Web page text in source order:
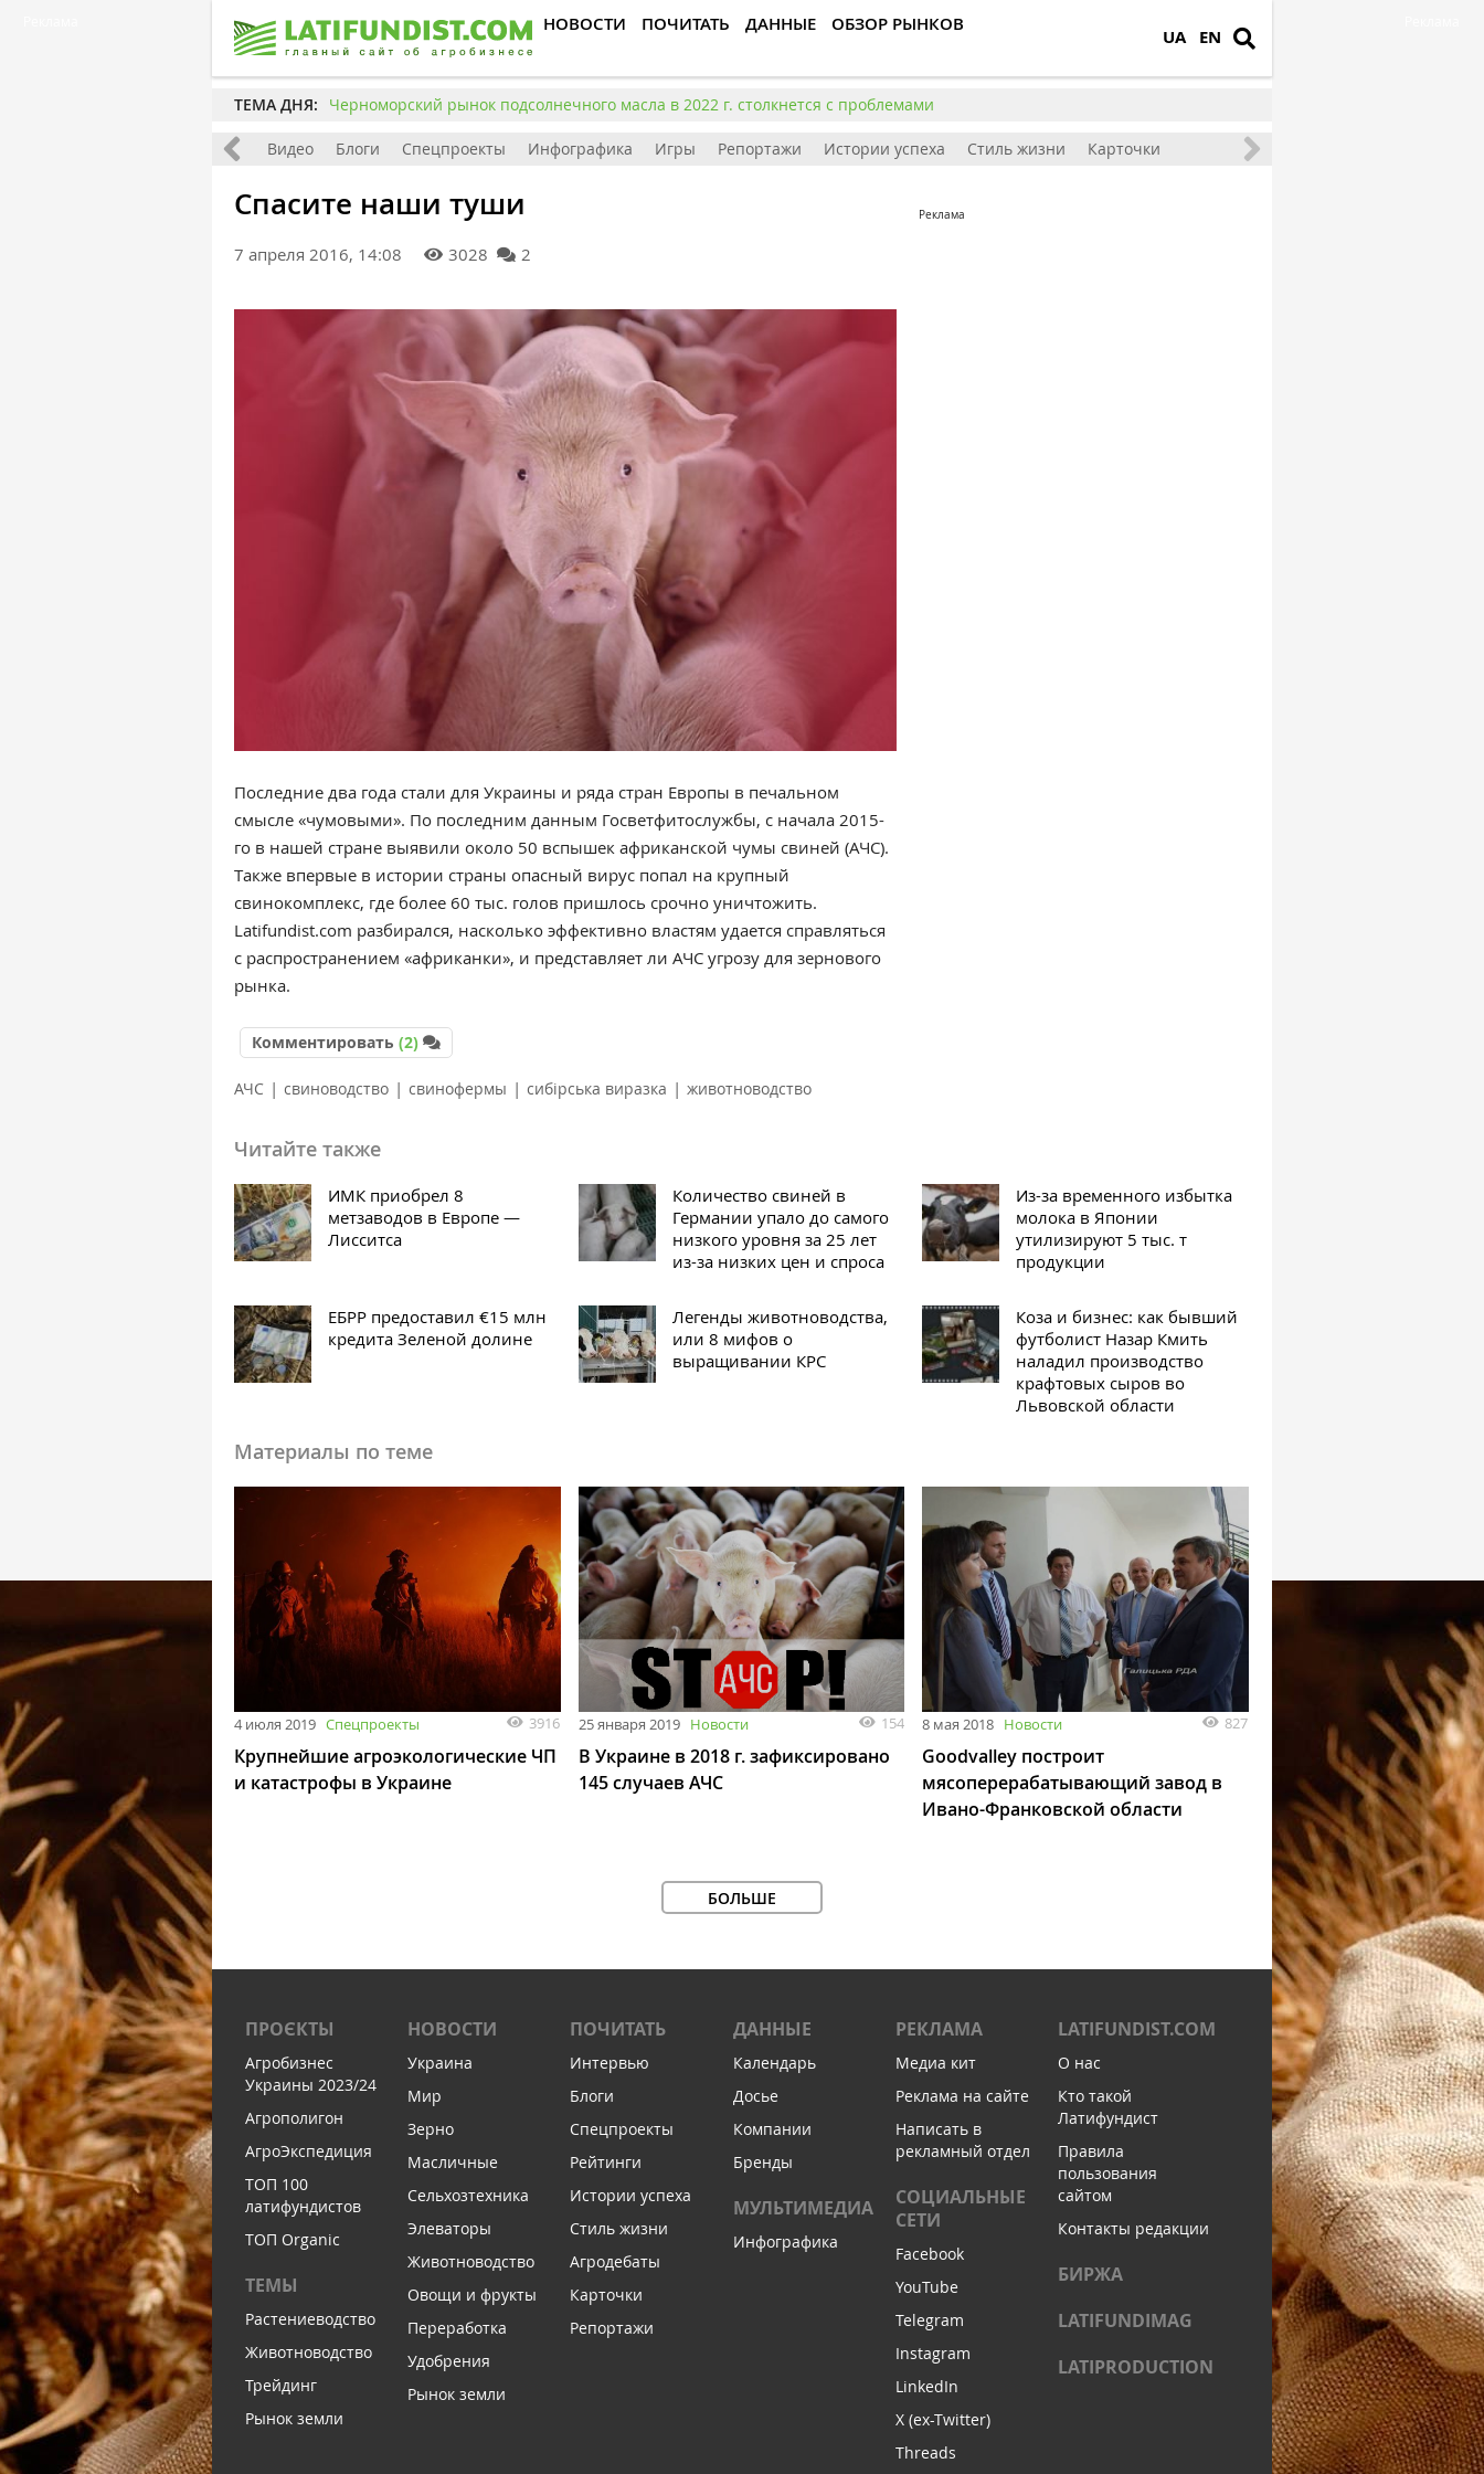
UA EN
НОВОСТИ ПОЧИТАТЬ ДАННЫЕ ОБЗОР РЫНКОВ
ТЕМА ДНЯ: Черноморский рынок подсолнечного масла в 2022 г. столкнется с проблемами
Интервью Видео Блоги Спецпроекты Инфографика Игры Репортажи Истории успеха Стиль жизни Карточки
Спасите наши туши
7 апреля 2016, 14:08 3028 2
Последние два года стали для Украины и ряда стран Европы в печальном
смысле «чумовыми». По последним данным Госветфитослужбы, с начала 2015-
го в нашей стране выявили около 50 вспышек африканской чумы свиней (АЧС).
Также впервые в истории страны опасный вирус попал на крупный
свинокомплекс, где более 60 тыс. голов пришлось срочно уничтожить.
Latifundist.com разбирался, насколько эффективно властям удается справляться
с распространением «африканки», и представляет ли АЧС угрозу для зернового
рынка.
Комментировать (2)
АЧС | свиноводство | свинофермы | сибірська виразка | животноводство
Реклама
Читайте также
ИМК приобрел 8
метзаводов в Европе —
Лисситса
Количество свиней в
Германии упало до самого
низкого уровня за 25 лет
из-за низких цен и спроса
Из-за временного избытка
молока в Японии
утилизируют 5 тыс. т
продукции
ЕБРР предоставил €15 млн
кредита Зеленой долине
Легенды животноводства,
или 8 мифов о
выращивании КРС
Коза и бизнес: как бывший
футболист Назар Кмить
наладил производство
крафтовых сыров во
Львовской области
Материалы по теме
4 июля 2019 Спецпроекты 3916
Крупнейшие агроэкологические ЧП
и катастрофы в Украине
25 января 2019 Новости 154
В Украине в 2018 г. зафиксировано
145 случаев АЧС
8 мая 2018 Новости 827
Goodvalley построит
мясоперерабатывающий завод в
Ивано-Франковской области
БОЛЬШЕ
ПРОЄКТЫ
Агробизнес
Украины 2023/24
Агрополигон
АгроЭкспедиция
ТОП 100
латифундистов
ТОП Organic
ТЕМЫ
Растениеводство
Животноводство
Трейдинг
Рынок земли
НОВОСТИ
Украина
Мир
Зерно
Масличные
Сельхозтехника
Элеваторы
Животноводство
Овощи и фрукты
Переработка
Удобрения
Рынок земли
ПОЧИТАТЬ
Интервью
Блоги
Спецпроекты
Рейтинги
Истории успеха
Стиль жизни
Агродебаты
Карточки
Репортажи
ДАННЫЕ
Календарь
Досье
Компании
Бренды
МУЛЬТИМЕДИА
Инфографика
РЕКЛАМА
Медиа кит
Реклама на сайте
Написать в
рекламный отдел
СОЦИАЛЬНЫЕ
СЕТИ
Facebook
YouTube
Telegram
Instagram
LinkedIn
X (ex-Twitter)
Threads
LATIFUNDIST.COM
О нас
Кто такой
Латифундист
Правила
пользования
сайтом
Контакты редакции
БИРЖА
LATIFUNDIMAG
LATIPRODUCTION